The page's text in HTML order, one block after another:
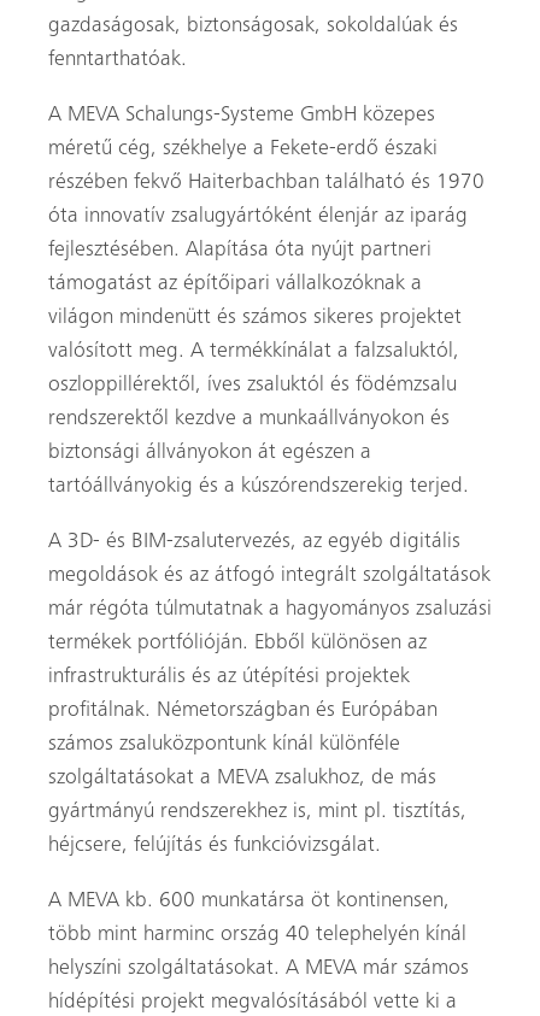
gazdaságosak, biztonságosak, sokoldalúak és
fenntarthatóak.
A MEVA Schalungs-Systeme GmbH közepes
méretű cég, székhelye a Fekete-erdő északi
részében fekvő Haiterbachban található és 1970
óta innovatív zsalugyártóként élenjár az iparág
fejlesztésében. Alapítása óta nyújt partneri
támogatást az építőipari vállalkozóknak a
világon mindenütt és számos sikeres projektet
valósított meg. A termékkínálat a falzsaluktól,
oszloppillérektől, íves zsaluktól és födémzsalu
rendszerektől kezdve a munkaállványokon és
biztonsági állványokon át egészen a
tartóállványokig és a kúszórendszerekig terjed.
A 3D- és BIM-zsalutervezés, az egyéb digitális
megoldások és az átfogó integrált szolgáltatások
már régóta túlmutatnak a hagyományos zsaluzási
termékek portfólióján. Ebből különösen az
infrastrukturális és az útépítési projektek
profitálnak. Németországban és Európában
számos zsaluközpontunk kínál különféle
szolgáltatásokat a MEVA zsalukhoz, de más
gyártmányú rendszerekhez is, mint pl. tisztítás,
héjcsere, felújítás és funkcióvizsgálat.
A MEVA kb. 600 munkatársa öt kontinensen,
több mint harminc ország 40 telephelyén kínál
helyszíni szolgáltatásokat. A MEVA már számos
hídépítési projekt megvalósításából vette ki a